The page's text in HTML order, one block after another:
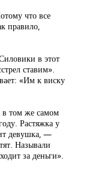
что все
правило,
в этот
ставим».
«Им к виску
в том же самом
Растяжка у
девушка, —
Называли
за деньги».